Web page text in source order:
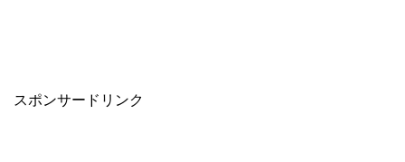
スポンサードリンク